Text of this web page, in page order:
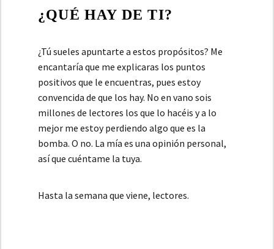
¿QUÉ HAY DE TI?
¿Tú sueles apuntarte a estos propósitos? Me
encantaría que me explicaras los puntos
positivos que le encuentras, pues estoy
convencida de que los hay. No en vano sois
millones de lectores los que lo hacéis y a lo
mejor me estoy perdiendo algo que es la
bomba. O no. La mía es una opinión personal,
así que cuéntame la tuya.
Hasta la semana que viene, lectores.